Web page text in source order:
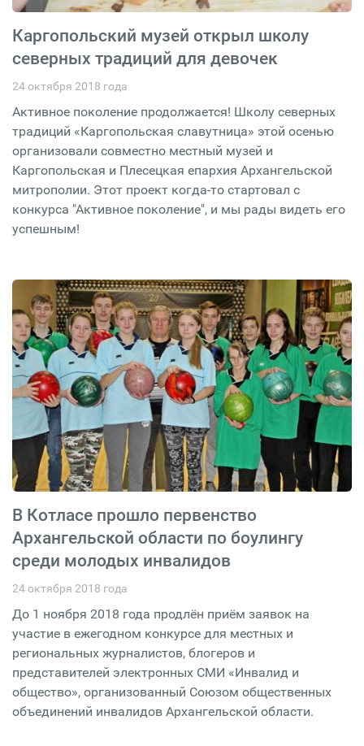
Каргопольский музей открыл школу
северных традиций для девочек
24 октября 2018 года
Активное поколение продолжается! Школу северных
традиций «Каргопольская славутница» этой осенью
организовали совместно местный музей и
Каргопольская и Плесецкая епархия Архангельской
митрополии. Этот проект когда-то стартовал с
конкурса "Активное поколение", и мы рады видеть его
успешным!
В Котласе прошло первенство
Архангельской области по боулингу
среди молодых инвалидов
24 октября 2018 года
До 1 ноября 2018 года продлён приём заявок на
участие в ежегодном конкурсе для местных и
региональных журналистов, блогеров и
представителей электронных СМИ «Инвалид и
общество», организованный Союзом общественных
объединений инвалидов Архангельской области.